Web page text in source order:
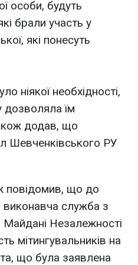
особи, будуть
брали участь у
які понесуть
ніякої необхідності,
дозволяла їм
додав, що
Шевченківського РУ
повідомив, що до
служба з
Майдані Незалежності
мітингувальників на
що була заявлена